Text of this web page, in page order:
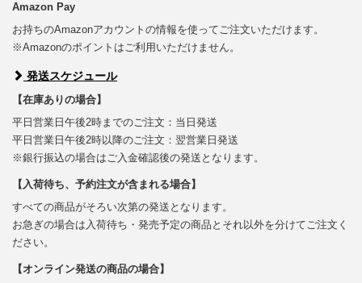
Amazon Pay
お持ちのAmazonアカウントの情報を使ってご注文いただけます。
※Amazonのポイントはご利用いただけません。
発送スケジュール
【在庫ありの場合】
平日営業日午後2時までのご注文：当日発送
平日営業日午後2時以降のご注文：翌営業日発送
※銀行振込の場合はご入金確認後の発送となります。
【入荷待ち、予約注文が含まれる場合】
すべての商品がそろい次第の発送となります。
お急ぎの場合は入荷待ち・発売予定の商品とそれ以外を分けてご注文く
ださい。
【オンライン発送の商品の場合】